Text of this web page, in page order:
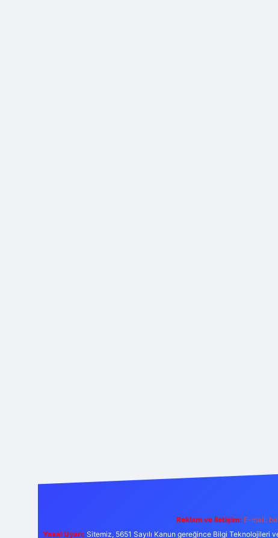
Reklam ve İletişim: E-mail:
Yasal Uyarı: Sitemiz, 5651 Sayılı Kanun gereğince Bilgi Teknolojileri